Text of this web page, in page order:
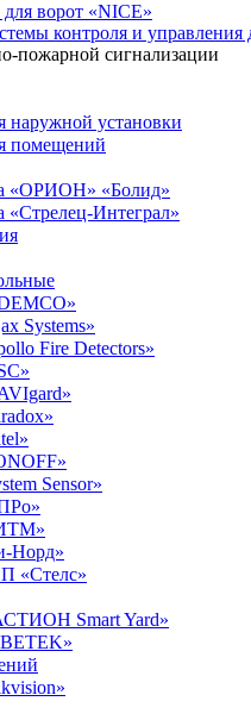
ворот «NICE»
контроля и управления
пожарной сигнализации
наружной установки
помещений
«ОРИОН» «Болид»
«Стрелец-Интеграл»
Systems»
Fire Detectors»
Sensor»
Норд»
«Стелс»
Smart Yard»